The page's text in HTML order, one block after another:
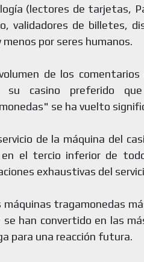
(lectores de tarjetas,
validadores de billetes,
menos por seres humanos.
de los
su casino preferido
se ha vuelto
de la máquina del
en el tercio inferior de
exhaustivas del
máquinas tragamonedas
han convertido en las
para una reacción futura.